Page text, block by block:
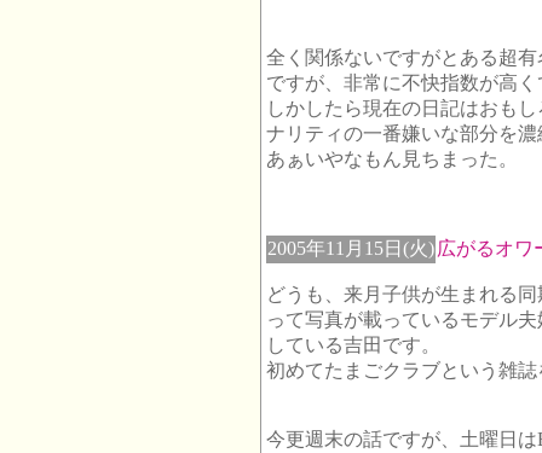
全く関係ないですがとある超
ですが、非常に不快指数が高
しかしたら現在の日記はおも
ナリティの一番嫌いな部分を
あぁいやなもん見ちまった。
2005年11月15日(火) 広がるオワ
どうも、来月子供が生まれる
って写真が載っているモデル
している吉田です。
初めてたまごクラブという雑
今更週末の話ですが、土曜日